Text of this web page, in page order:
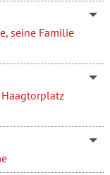
seine Familie